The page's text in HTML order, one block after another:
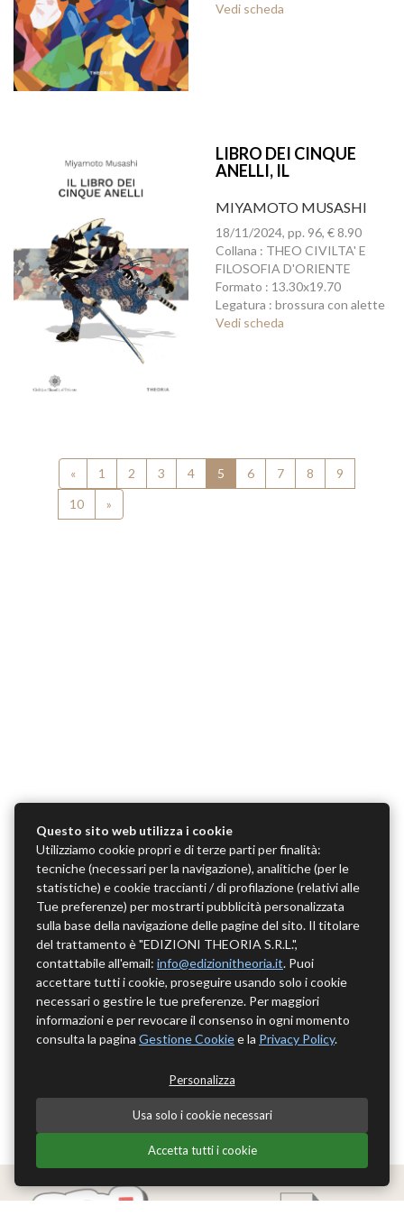
Vedi scheda
LIBRO DEI CINQUE
ANELLI, IL
MIYAMOTO MUSASHI
18/11/2024, pp. 96, € 8.90
Collana : THEO CIVILTA' E
FILOSOFIA D'ORIENTE
Formato : 13.30x19.70
Legatura : brossura con alette
Vedi scheda
« 1 2 3 4 5 6 7 8
9
10
»
Questo sito web utilizza i cookie
Utilizziamo cookie propri e di terze parti per finalità:
tecniche (necessari per la navigazione), analitiche (per le
statistiche) e cookie traccianti / di profilazione (relativi alle
Tue preferenze) per mostrarti pubblicità personalizzata
sulla base della navigazione delle pagine del sito. Il titolare
del trattamento è "EDIZIONI THEORIA S.R.L.",
contattabile all'email: info@edizionitheoria.it. Puoi
accettare tutti i cookie, proseguire usando solo i cookie
necessari o gestire le tue preferenze. Per maggiori
informazioni e per revocare il consenso in ogni momento
consulta la pagina Gestione Cookiee la Privacy Policy.
Personalizza
Usa solo i cookie necessari
Accetta tutti i cookie